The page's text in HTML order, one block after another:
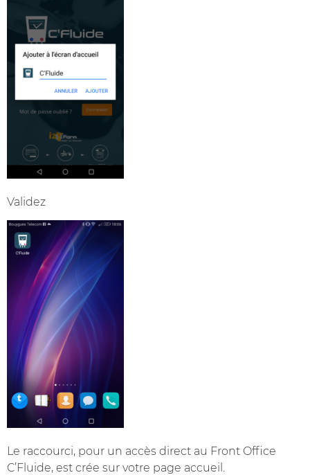
Validez
Le raccourci, pour un accès direct au Front Office
C’Fluide, est crée sur votre page accueil.